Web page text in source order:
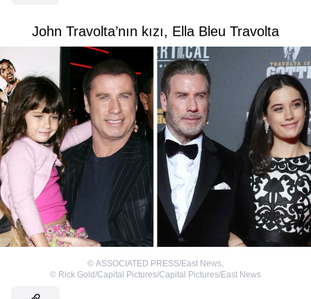
John Travolta’nın kızı, Ella Bleu Travolta
© ASSOCIATED PRESS/East News,
© Rick Gold/Capital Pictures/Capital Pictures/East News